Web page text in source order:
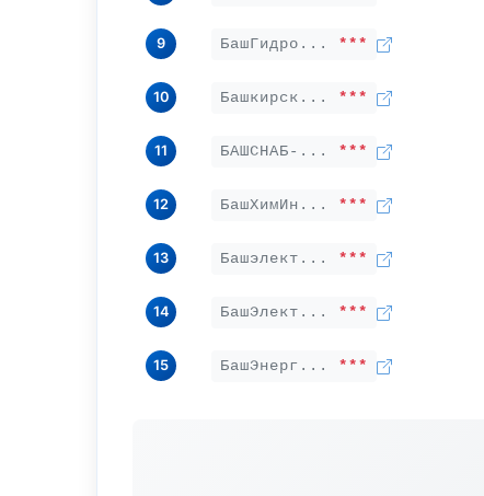
9 БашГидро... ***
10 Башкирск... ***
11 БАШСНАБ-... ***
12 БашХимИн... ***
13 Башэлект... ***
14 БашЭлект... ***
15 БашЭнерг... ***